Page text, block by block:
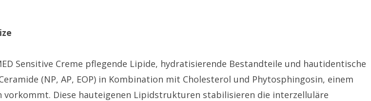
Sensitive Creme pflegende Lipide, hydratisierende Bestandteile und hautidentische
(NP, AP, EOP) in Kombination mit Cholesterol und Phytosphingosin, einem
Diese hauteigenen Lipidstrukturen stabilisieren die interzelluläre